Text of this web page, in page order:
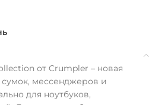
от Crumpler – новая
мессенджеров и
для ноутбуков,